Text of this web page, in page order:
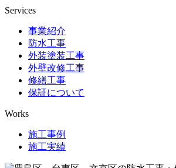
Services
事業紹介
防水工事
外装塗装工事
外壁改修工事
修繕工事
保証について
Works
施工事例
施工実績